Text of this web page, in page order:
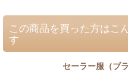
この商品を買った方はこ
す
セーラー服（ブ